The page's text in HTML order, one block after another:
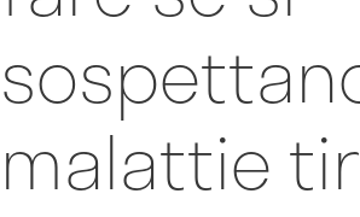
malattie